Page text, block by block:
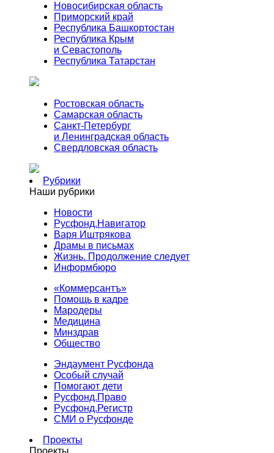
Новосибирская область
Приморский край
Республика Башкортостан
Республика Крым
и Севастополь
Республика Татарстан
Ростовская область
Самарская область
Санкт-Петербург
и Ленинградская область
Свердловская область
Рубрики
Наши рубрики
Новости
Русфонд.Навигатор
Варя Иштрякова
Драмы в письмах
Жизнь. Продолжение следует
Информбюро
«Коммерсантъ»
Помощь в кадре
Мародеры
Медицина
Минздрав
Общество
Эндаумент Русфонда
Особый случай
Помогают дети
Русфонд.Право
Русфонд.Регистр
СМИ о Русфонде
Проекты
Проекты